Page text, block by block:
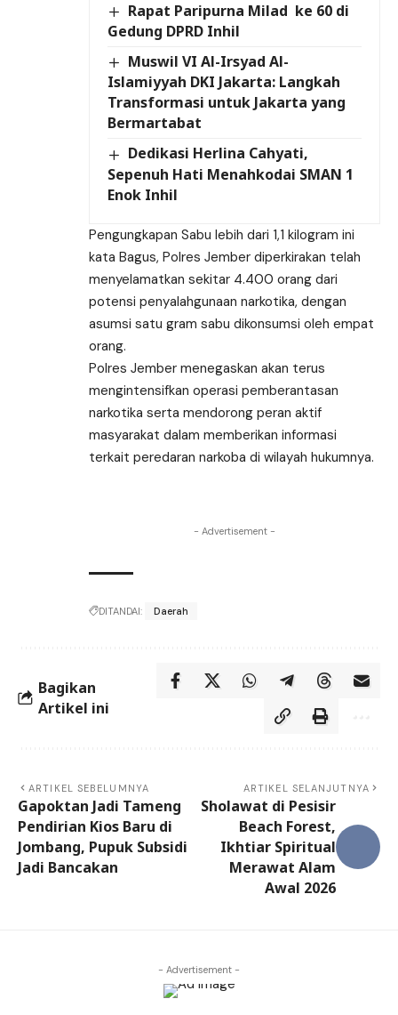
Rapat Paripurna Milad ke 60 di
Gedung DPRD Inhil
Muswil VI Al-Irsyad Al-
Islamiyyah DKI Jakarta: Langkah
Transformasi untuk Jakarta yang
Bermartabat
Dedikasi Herlina Cahyati,
Sepenuh Hati Menahkodai SMAN 1
Enok Inhil
Pengungkapan Sabu lebih dari 1,1 kilogram ini
kata Bagus, Polres Jember diperkirakan telah
menyelamatkan sekitar 4.400 orang dari
potensi penyalahgunaan narkotika, dengan
asumsi satu gram sabu dikonsumsi oleh empat
orang.
Polres Jember menegaskan akan terus
mengintensifkan operasi pemberantasan
narkotika serta mendorong peran aktif
masyarakat dalam memberikan informasi
terkait peredaran narkoba di wilayah hukumnya.
- Advertisement -
DITANDAI: Daerah
Bagikan
Artikel ini
ARTIKEL SEBELUMNYA
Gapoktan Jadi Tameng
Pendirian Kios Baru di
Jombang, Pupuk Subsidi
Jadi Bancakan
ARTIKEL SELANJUTNYA
Sholawat di Pesisir
Beach Forest,
Ikhtiar Spiritual
Merawat Alam
Awal 2026
- Advertisement -